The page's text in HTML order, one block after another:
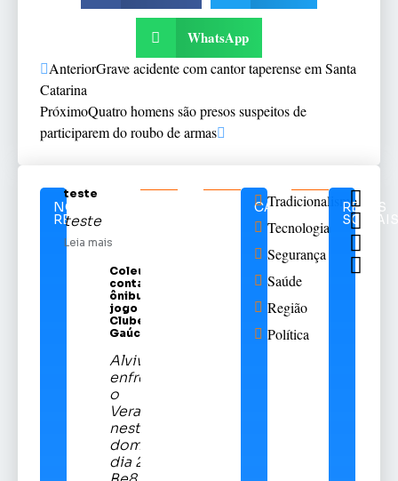
WhatsApp
AnteriorGrave acidente com cantor taperense em Santa
Catarina
PróximoQuatro homens são presos suspeitos de
participarem do roubo de armas
NOTÍCIAS
RELACIONADAS
teste
teste
Leia mais
Coleurb
contará com
ônibus para
jogo do Sport
Clube
Gaúcho
Alviverde
enfrentará
o
Veranópolis
neste
domingo,
dia 21, na
CATEGORIAS
Tradicionalismo
Tecnologia
Segurança
Saúde
Região
Política
REDES